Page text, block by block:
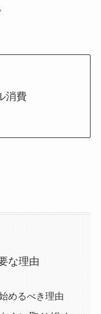
消費
な理由
めるべき理由